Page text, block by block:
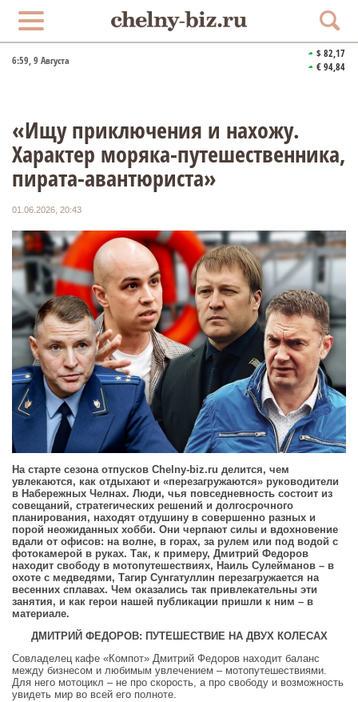
6:59, 9 Августа
$ 82,17
€ 94,84
«Ищу приключения и нахожу.
Характер моряка-путешественника,
пирата-авантюриста»
01.06.2026, 20:43
На старте сезона отпусков Chelny-biz.ru делится, чем
увлекаются, как отдыхают и «перезагружаются» руководители
в Набережных Челнах. Люди, чья повседневность состоит из
совещаний, стратегических решений и долгосрочного
планирования, находят отдушину в совершенно разных и
порой неожиданных хобби. Они черпают силы и вдохновение
вдали от офисов: на волне, в горах, за рулем или под водой с
фотокамерой в руках. Так, к примеру, Дмитрий Федоров
находит свободу в мотопутешествиях, Наиль Сулейманов – в
охоте с медведями, Тагир Сунгатуллин перезагружается на
весенних сплавах. Чем оказались так привлекательны эти
занятия, и как герои нашей публикации пришли к ним – в
материале.
ДМИТРИЙ ФЕДОРОВ: ПУТЕШЕСТВИЕ НА ДВУХ КОЛЕСАХ
Совладелец кафе «Компот» Дмитрий Федоров находит баланс
между бизнесом и любимым увлечением – мотопутешествиями.
Для него мотоцикл – не про скорость, а про свободу и возможность
увидеть мир во всей его полноте.